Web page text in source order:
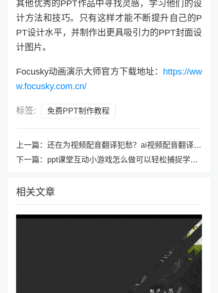
其他优秀的PPT作品中寻找灵感，学习他们的设
计方法和技巧。只有这样才能不断提升自己的P
PT设计水平，并制作出更具吸引力的PPT封面设
计图片。
Focusky动画演示大师官方下载地址： https://ww
w.focusky.com.cn/
标签: 免费PPT制作教程
上一篇： 还在为视频配音翻译犯愁？ai视频配音翻译能轻松解决！
下一篇： ppt课堂互动小游戏怎么做可以轻松捕捉学生注意力？
相关文章